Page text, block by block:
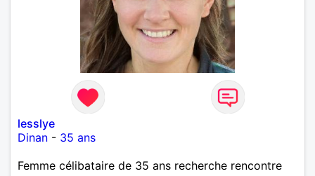
lesslye
Dinan - 35 ans
Femme célibataire de 35 ans recherche rencontre